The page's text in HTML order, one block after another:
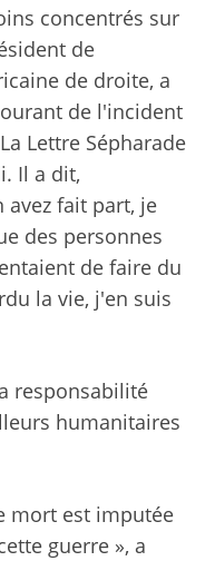
concentrés sur
de
de droite, a
de l'incident
Lettre Sépharade
Il a dit,
fait part, je
des personnes
de faire du
la vie, j'en suis
responsabilité
humanitaires
mort est imputée
guerre », a